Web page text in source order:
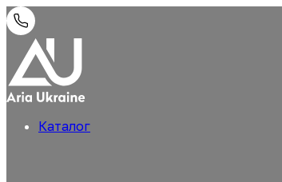
Каталог